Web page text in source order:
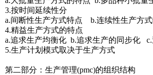
3.按时间延续性分
a.间断性生产方式特点 b.连续性生产方
4.精益生产方式的特点
a.追求生产均衡化 b.追求生产的同步化 c.
5.生产计划模式取决于生产方式
第二部分：生产管理(pmc)的组织结构